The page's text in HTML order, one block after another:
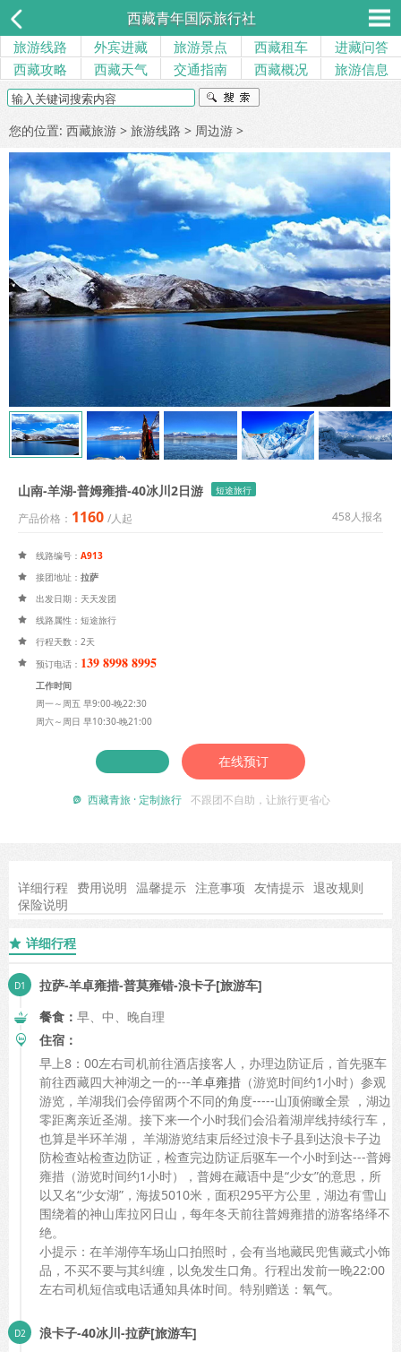
西藏青年国际旅行社
旅游线路 外宾进藏 旅游景点 西藏租车
进藏问答
西藏攻略
西藏天气 交通指南 西藏概况 旅游信息
您的位置: 西藏旅游 > 旅游线路 > 周边游 >
山南-羊湖-普姆雍措-40冰川2日游 短途旅行
产品价格： 1160 /人起 458人报名
 线路编号： A913
 接团地址： 拉萨
 出发日期：天天发团
 线路属性：短途旅行
 行程天数：2天
 预订电话： 139 8998 8995
工作时间
周一～周五 早9:00-晚22:30
周六～周日 早10:30-晚21:00
在线预订
 西藏青旅 · 定制旅行 不跟团不自助，让旅行更省心
详细行程 费用说明 温馨提示 注意事项 友情提示 退改规则
保险说明
 详细行程
拉萨-羊卓雍措-普莫雍错-浪卡子[旅游车]
餐食： 早、中、晚自理
住宿：
早上8：00左右司机前往酒店接客人，办理边防证后，首先驱车
前往西藏四大神湖之一的---羊卓雍措 （游览时间约1小时）参观
游览，羊湖我们会停留两个不同的角度-----山顶俯瞰全景 ，湖边
零距离亲近圣湖。接下来一个小时我们会沿着湖岸线持续行车，
也算是半环羊湖， 羊湖游览结束后经过浪卡子县到达浪卡子边
防检查站检查边防证，检查完边防证后驱车一个小时到达---普姆
雍措（游览时间约1小时），普姆在藏语中是“少女”的意思，所
以又名“少女湖”，海拔5010米，面积295平方公里，湖边有雪山
围绕着的神山库拉冈日山，每年冬天前往普姆雍措的游客络绎不
绝。
小提示：在羊湖停车场山口拍照时，会有当地藏民兜售藏式小饰
品，不买不要与其纠缠，以免发生口角。行程出发前一晚22:00
左右司机短信或电话通知具体时间。特别赠送：氧气。
浪卡子-40冰川-拉萨[旅游车]